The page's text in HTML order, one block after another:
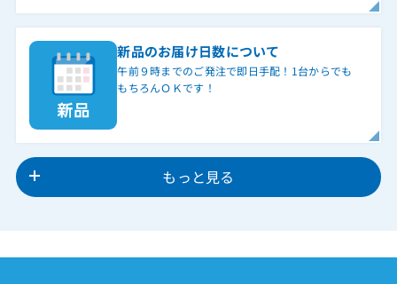
新品のお届け日数について
午前９時までのご発注で即日手配！1台からでも
もちろんＯＫです！
もっと見る